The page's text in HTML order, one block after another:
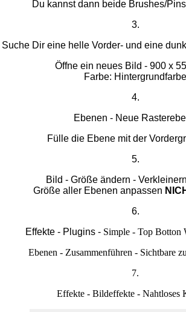
Du kannst dann beide Brushes/
3.
Suche Dir eine helle Vorder- und eine
Öffne ein neues Bild - 900 x
Farbe: Hintergrundfarbe
4.
Ebenen - Neue
Fülle die Ebene mit der
5.
Bild - Größe ändern -
Größe aller Ebenen anpassen
6.
Effekte - Plugins - Simple - Top Botton
Ebenen - Zusammenführen - Sichtbare
7.
Effekte - Bildeffekte - Nahtloses